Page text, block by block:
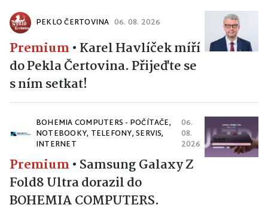
PEKLO ČERTOVINA 06. 08. 2026
Premium • Karel Havlíček míří
do Pekla Čertovina. Přijeďte se
s ním setkat!
BOHEMIA COMPUTERS - POČÍTAČE,
NOTEBOOKY, TELEFONY, SERVIS,
INTERNET
06.
08.
2026
Premium • Samsung Galaxy Z
Fold8 Ultra dorazil do
BOHEMIA COMPUTERS.